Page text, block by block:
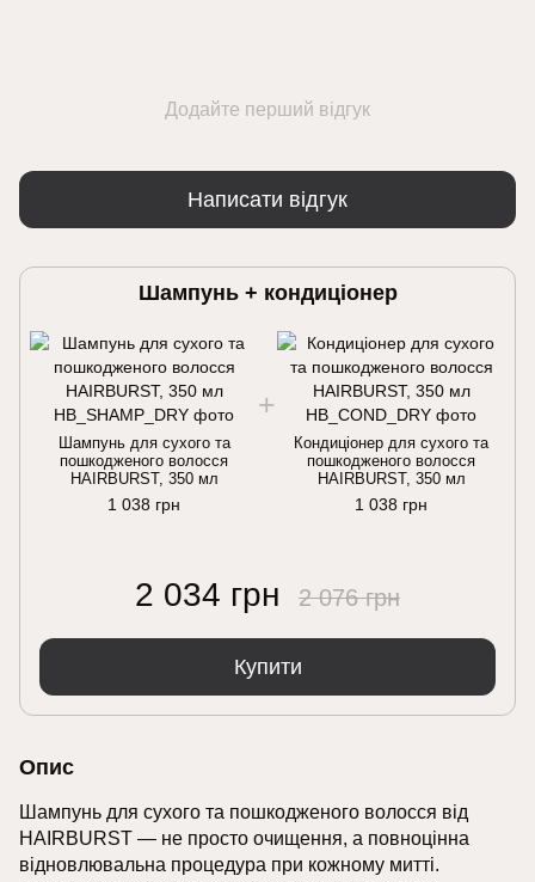
Додайте перший відгук
Написати відгук
Шампунь + кондиціонер
Шампунь для сухого та
пошкодженого волосся
HAIRBURST, 350 мл
1 038 грн
Кондиціонер для сухого та
пошкодженого волосся
HAIRBURST, 350 мл
1 038 грн
2 034 грн 2 076 грн
Купити
Опис
Шампунь для сухого та пошкодженого волосся від
HAIRBURST — не просто очищення, а повноцінна
відновлювальна процедура при кожному митті.